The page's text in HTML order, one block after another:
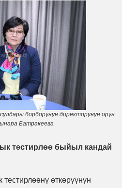
борборунун директорунун орун
Батракеева
тестирлөө быйыл кандай
өткөрүүнүн